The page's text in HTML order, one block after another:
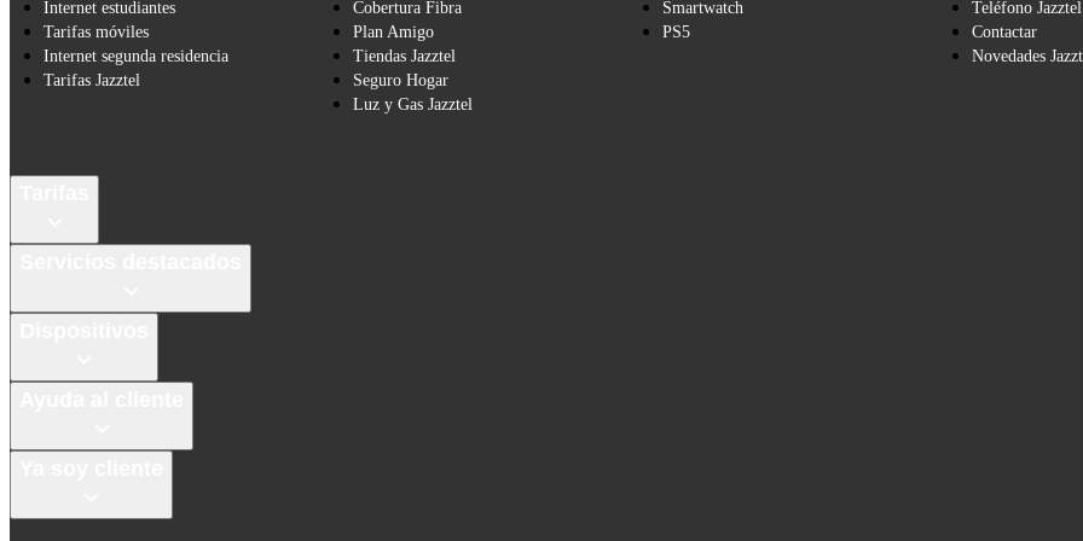
Internet estudiantes
Tarifas móviles
Internet segunda residencia
Tarifas Jazztel
Cobertura Fibra
Plan Amigo
Tiendas Jazztel
Seguro Hogar
Luz y Gas Jazztel
Smartwatch
PS5
Teléfono Jazztel
Contactar
Novedades